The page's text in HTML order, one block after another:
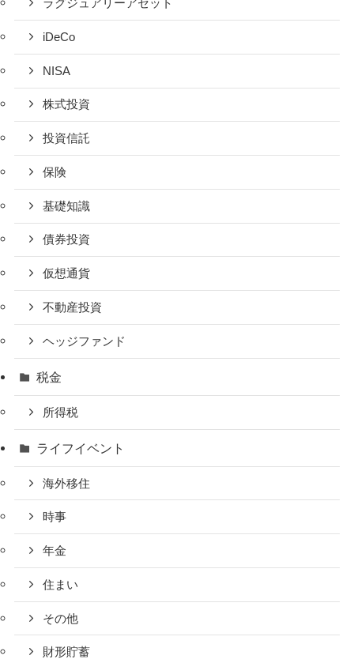
ラグジュアリーアセット
iDeCo
NISA
株式投資
投資信託
保険
基礎知識
債券投資
仮想通貨
不動産投資
ヘッジファンド
税金
所得税
ライフイベント
海外移住
時事
年金
住まい
その他
財形貯蓄